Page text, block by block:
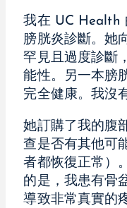
我在 UC Health
膀胱炎診斷。她
罕見且過度診斷
能性。另一本膀
完全健康。我沒
她訂購了我的腹
查是否有其他可
者都恢復正常）
的是，我患有骨
導致非常真實的